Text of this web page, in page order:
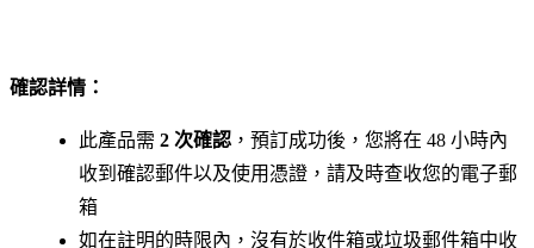
確認詳情：
此產品需 2 次確認 ，預訂成功後，您將在 48 小時內
收到確認郵件以及使用憑證，請及時查收您的電子郵
箱
如在註明的時限內，沒有於收件箱或垃圾郵件箱中收